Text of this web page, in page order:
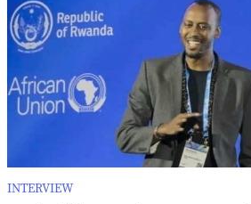
INTERVIEW